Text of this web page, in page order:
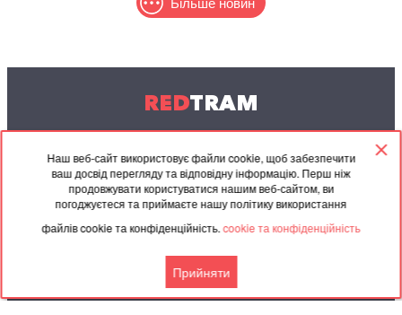
Наш веб-сайт використовує файли cookie, щоб забезпечити
ваш досвід перегляду та відповідну інформацію. Перш ніж
продовжувати користуватися нашим веб-сайтом, ви
погоджуєтеся та приймаєте нашу політику використання
файлів cookie та конфіденційність.cookie та конфіденційність
Прийняти
REDTRAM
© 2004-2026 Redtram, Ltd.
Співпраця
Партнерські
матеріали
Архів
Угода
Контакти